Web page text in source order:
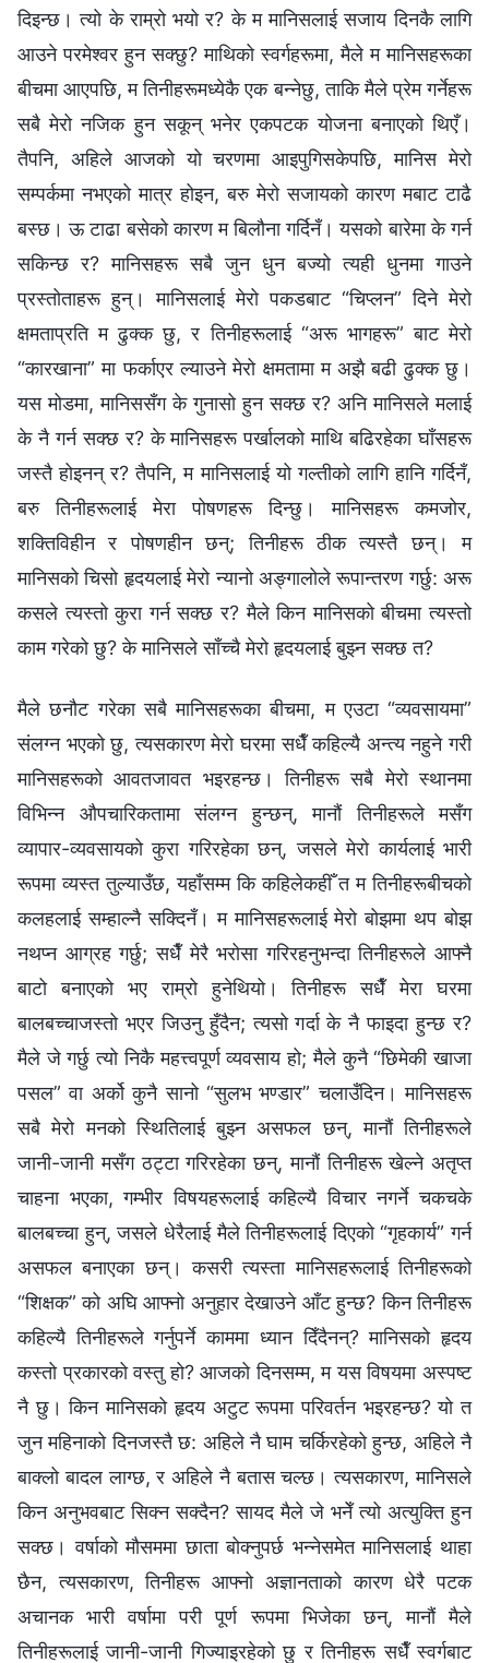
दिइन्छ। त्यो के राम्रो भयो र? के म मानिसलाई सजाय दिनकै लागि
आउने परमेश्‍वर हुन सक्छु? माथिको स्वर्गहरूमा, मैले म मानिसहरूका
बीचमा आएपछि, म तिनीहरूमध्येकै एक बन्‍नेछु, ताकि मैले प्रेम गर्नेहरू
सबै मेरो नजिक हुन सकून् भनेर एकपटक योजना बनाएको थिएँ।
तैपनि, अहिले आजको यो चरणमा आइपुगिसकेपछि, मानिस मेरो
सम्पर्कमा नभएको मात्र होइन, बरु मेरो सजायको कारण मबाट टाढै
बस्छ। ऊ टाढा बसेको कारण म बिलौना गर्दिनँ। यसको बारेमा के गर्न
सकिन्छ र? मानिसहरू सबै जुन धुन बज्यो त्यही धुनमा गाउने
प्रस्तोताहरू हुन्। मानिसलाई मेरो पकडबाट “चिप्‍लन” दिने मेरो
क्षमताप्रति म ढुक्क छु, र तिनीहरूलाई “अरू भागहरू” बाट मेरो
“कारखाना” मा फर्काएर ल्याउने मेरो क्षमतामा म अझै बढी ढुक्क छु।
यस मोडमा, मानिससँग के गुनासो हुन सक्छ र? अनि मानिसले मलाई
के नै गर्न सक्छ र? के मानिसहरू पर्खालको माथि बढिरहेका घाँसहरू
जस्तै होइनन् र? तैपनि, म मानिसलाई यो गल्तीको लागि हानि गर्दिनँ,
बरु तिनीहरूलाई मेरा पोषणहरू दिन्छु। मानिसहरू कमजोर,
शक्तिविहीन र पोषणहीन छन्; तिनीहरू ठीक त्यस्तै छन्। म
मानिसको चिसो हृदयलाई मेरो न्यानो अङ्गालोले रूपान्तरण गर्छु: अरू
कसले त्यस्तो कुरा गर्न सक्छ र? मैले किन मानिसको बीचमा त्यस्तो
काम गरेको छु? के मानिसले साँच्‍चै मेरो हृदयलाई बुझ्‍न सक्छ त?
मैले छनौट गरेका सबै मानिसहरूका बीचमा, म एउटा “व्यवसायमा”
संलग्‍न भएको छु, त्यसकारण मेरो घरमा सधैँ कहिल्यै अन्त्य नहुने गरी
मानिसहरूको आवतजावत भइरहन्छ। तिनीहरू सबै मेरो स्थानमा
विभिन्‍न औपचारिकतामा संलग्‍न हुन्छन्, मानौं तिनीहरूले मसँग
व्यापार-व्यवसायको कुरा गरिरहेका छन्, जसले मेरो कार्यलाई भारी
रूपमा व्यस्त तुल्याउँछ, यहाँसम्‍म कि कहिलेकहीँ त म तिनीहरूबीचको
कलहलाई सम्‍हाल्नै सक्दिनँ। म मानिसहरूलाई मेरो बोझमा थप बोझ
नथप्‍न आग्रह गर्छु; सधैँ मेरै भरोसा गरिरहनुभन्दा तिनीहरूले आफ्‍नै
बाटो बनाएको भए राम्रो हुनेथियो। तिनीहरू सधैँ मेरा घरमा
बालबच्‍चाजस्तो भएर जिउनु हुँदैन; त्यसो गर्दा के नै फाइदा हुन्छ र?
मैले जे गर्छु त्यो निकै महत्त्वपूर्ण व्यवसाय हो; मैले कुनै “छिमेकी खाजा
पसल” वा अर्को कुनै सानो “सुलभ भण्डार” चलाउँदिन। मानिसहरू
सबै मेरो मनको स्थितिलाई बुझ्‍न असफल छन्, मानौं तिनीहरूले
जानी-जानी मसँग ठट्टा गरिरहेका छन्, मानौं तिनीहरू खेल्‍ने अतृप्त
चाहना भएका, गम्‍भीर विषयहरूलाई कहिल्यै विचार नगर्ने चकचके
बालबच्चा हुन्, जसले धेरैलाई मैले तिनीहरूलाई दिएको “गृहकार्य” गर्न
असफल बनाएका छन्। कसरी त्यस्ता मानिसहरूलाई तिनीहरूको
“शिक्षक” को अघि आफ्‍नो अनुहार देखाउने आँट हुन्छ? किन तिनीहरू
कहिल्यै तिनीहरूले गर्नुपर्ने काममा ध्यान दिँदैनन्? मानिसको हृदय
कस्तो प्रकारको वस्तु हो? आजको दिनसम्‍म, म यस विषयमा अस्पष्ट
नै छु। किन मानिसको हृदय अटुट रूपमा परिवर्तन भइरहन्छ? यो त
जुन महिनाको दिनजस्तै छ: अहिले नै घाम चर्किरहेको हुन्छ, अहिले नै
बाक्‍लो बादल लाग्छ, र अहिले नै बतास चल्छ। त्यसकारण, मानिसले
किन अनुभवबाट सिक्‍न सक्दैन? सायद मैले जे भनेँ त्यो अत्युक्ति हुन
सक्छ। वर्षाको मौसममा छाता बोक्‍नुपर्छ भन्‍नेसमेत मानिसलाई थाहा
छैन, त्यसकारण, तिनीहरू आफ्नो अज्ञानताको कारण धेरै पटक
अचानक भारी वर्षामा परी पूर्ण रूपमा भिजेका छन्, मानौं मैले
तिनीहरूलाई जानी-जानी गिज्याइरहेको छु र तिनीहरू सधैँ स्वर्गबाट